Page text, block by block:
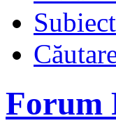
Forum